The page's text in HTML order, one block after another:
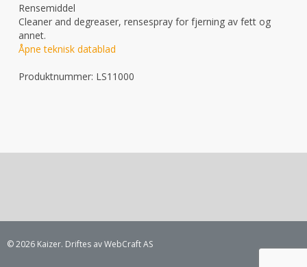
Rensemiddel
Cleaner and degreaser, rensespray for fjerning av fett og
annet.
Åpne teknisk datablad
Produktnummer: LS11000
© 2026 Kaizer. Driftes av WebCraft AS